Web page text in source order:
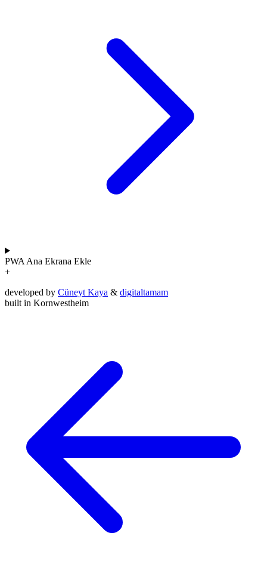
PWA Ana Ekrana Ekle
+
developed by Cüneyt Kaya & digitaltamam
built in Kornwestheim